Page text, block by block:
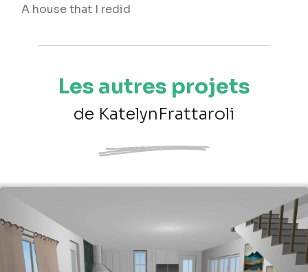
A house that I redid
Les autres projets
de KatelynFrattaroli